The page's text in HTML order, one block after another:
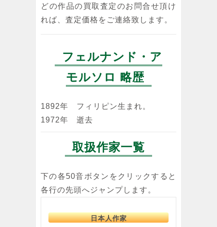
どの作品の買取査定のお問合せ頂け
れば、査定価格をご連絡致します。
フェルナンド・ア
モルソロ 略歴
1892年 フィリピン生まれ。
1972年 逝去
取扱作家一覧
下の各50音ボタンをクリックすると
各行の先頭へジャンプします。
日本人作家